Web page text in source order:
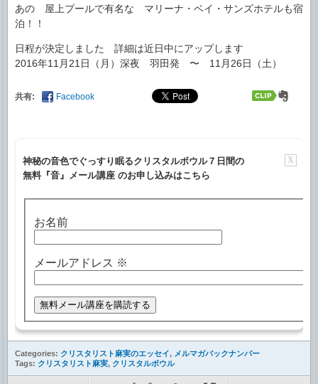
あの 屋上プールで有名な マリーナ・ベイ・サンズホテルも宿
泊！！
日程が決定しました 詳細は近日中にアップします
2016年11月21日（月）深夜 羽田発 〜 11月26日（土）
共有: Facebook
X
神秘の音色でぐっすり眠るクリスタルボウル７日間の
無料『音』メール講座 のお申し込みはこちら
お名前
メールアドレス ※
Categories: クリスタリスト麻実のエッセイ, メルマガバックナンバー
Tags: クリスタリスト麻実, クリスタルボウル